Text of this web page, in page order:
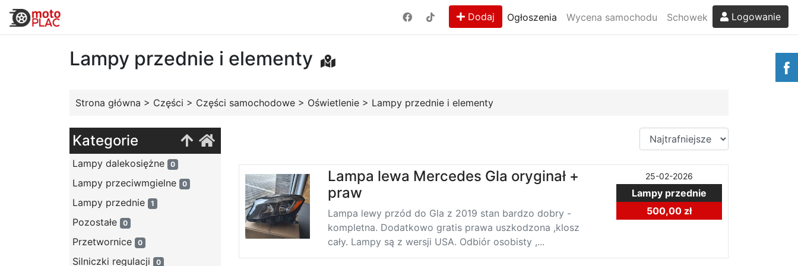
Dodaj Ogłoszenia Wycena samochodu Schowek Logowanie
Lampy przednie i elementy
Strona główna > Części > Części samochodowe > Oświetlenie > Lampy przednie i elementy
Kategorie
Lampy dalekosiężne 0
Lampy przeciwmgielne 0
Lampy przednie 1
Pozostałe 0
Przetwornice 0
Silniczki regulacji 0
Lampa lewa Mercedes Gla oryginał +
praw
Lampa lewy przód do Gla z 2019 stan bardzo dobry -
kompletna. Dodatkowo gratis prawa uszkodzona ,klosz
cały. Lampy są z wersji USA. Odbiór osobisty ,...
25-02-2026
Lampy przednie
500,00 zł